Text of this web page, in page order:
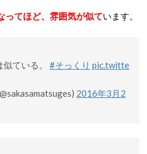
ってほど、雰囲気が似ています。
似ている。 #そっくり pic.twitte
2016年3月2